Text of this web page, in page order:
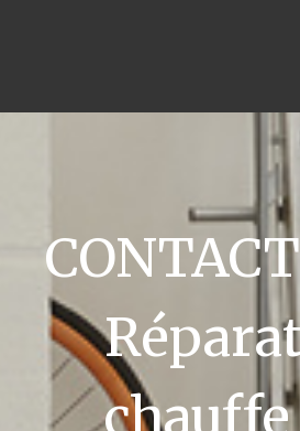
chauffe